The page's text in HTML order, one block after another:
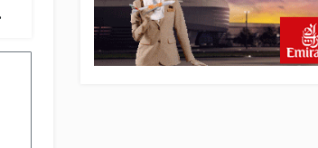
21 saat önce
İstanbul uçağına polis